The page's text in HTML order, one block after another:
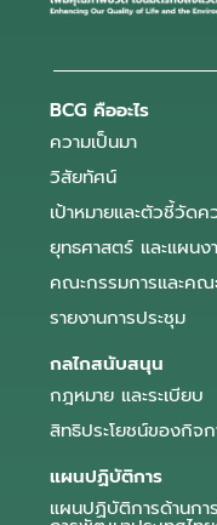
BCG คืออะไร
ความเป็นมา
วิสัยทัศน์
เป้าหมายและตัวชี้วัดค
ยุทธศาสตร์ และแผนง
คณะกรรมการและคณ
รายงานการประชุม
กลไกสนับสนุน
กฎหมาย และระเบียบ
สิทธิประโยชน์ของกิจ
แผนปฏิบัติการ
แผนปฏิบัติการด้านกา